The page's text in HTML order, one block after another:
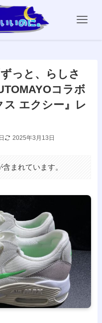
っと、らしさ
コラボ
エクシー』レ
2025年3月13日
まれています。